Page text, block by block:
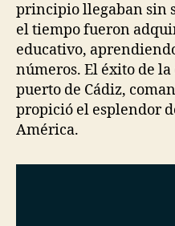
principio llegaban sin
el tiempo fueron
educativo,
números. El éxito de
puerto de Cádiz,
propició el esplendor
América.